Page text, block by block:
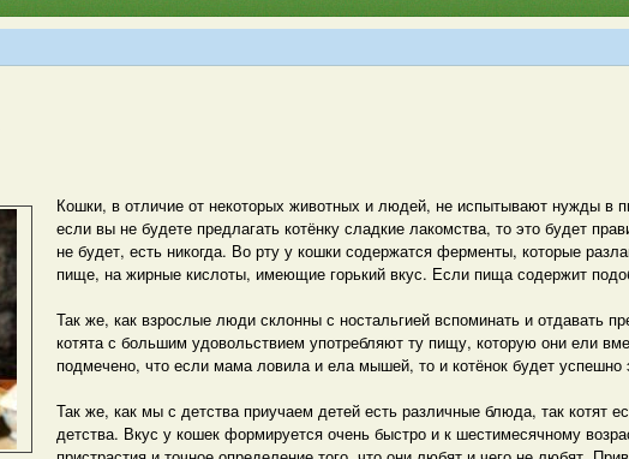
Кошки, в отличие от некоторых животных и людей, не испытывают нужды
если вы не будете предлагать котёнку сладкие лакомства, то это будет
не будет, есть никогда. Во рту у кошки содержатся ферменты, которые
пище, на жирные кислоты, имеющие горький вкус. Если пища содержит
Так же, как взрослые люди склонны с ностальгией вспоминать и отдавать
котята с большим удовольствием употребляют ту пищу, которую они ели
подмечено, что если мама ловила и ела мышей, то и котёнок будет успешно
Так же, как мы с детства приучаем детей есть различные блюда, так котят
детства. Вкус у кошек формируется очень быстро и к шестимесячному